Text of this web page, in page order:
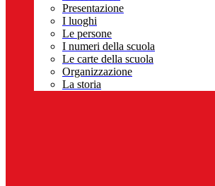
Presentazione
I luoghi
Le persone
I numeri della scuola
Le carte della scuola
Organizzazione
La storia